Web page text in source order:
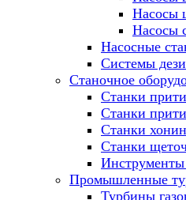
Насосы
Насосы
Насосные
Системы
Станочное
Станки
Станки
Станки
Станки
Инструменты
Промышленные
Турбины